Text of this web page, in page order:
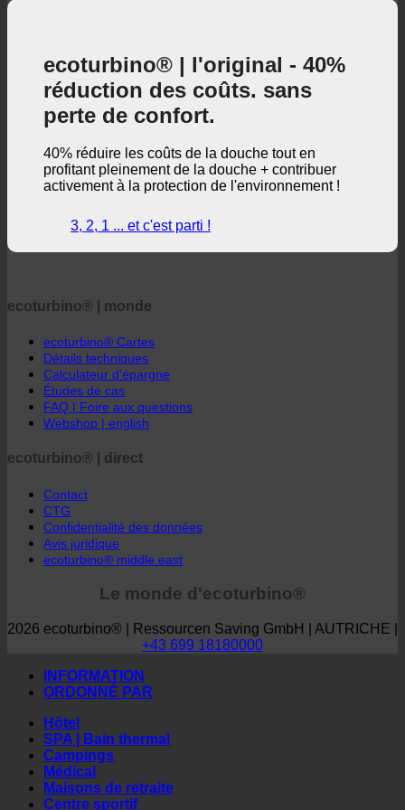
profitant pleinement de la douche + contribuer
activement à la protection de l'environnement !
3, 2, 1 ... et c'est parti !
ecoturbino® | monde
ecoturbino® Cartes
Webshop | english
ecoturbino® | direct
Contact
CTG
Confidentialité des données
Avis juridique
2026 ecoturbino® | Ressourcen Saving GmbH | AUTRICHE |
+43 699 18180000
INFORMATION
SPA | Bain thermal
Maisons de retraite
Centre sportif
Sociétés
Résidences pour étudiants
PAYS
Autriche
Croatie
Allemagne